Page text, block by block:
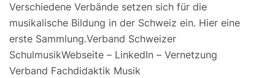
Verschiedene Verbände setzen sich für die
musikalische Bildung in der Schweiz ein. Hier eine
erste Sammlung.Verband Schweizer
SchulmusikWebseite – LinkedIn – Vernetzung
Verband Fachdidaktik Musik